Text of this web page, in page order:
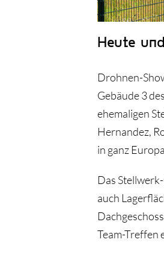
Heute
Drohnen-
Gebäude 3
ehemaligen
Hernandez,
in ganz
Das
auch
Team-Treffen